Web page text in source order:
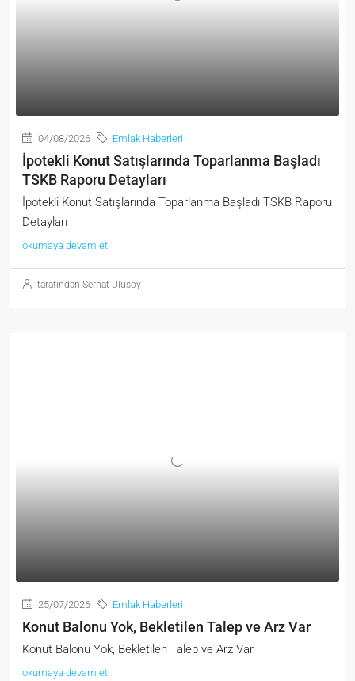
04/08/2026 Emlak Haberleri
İpotekli Konut Satışlarında Toparlanma Başladı
TSKB Raporu Detayları
İpotekli Konut Satışlarında Toparlanma Başladı TSKB Raporu
Detayları
okumaya devam et
tarafından Serhat Ulusoy
25/07/2026 Emlak Haberleri
Konut Balonu Yok, Bekletilen Talep ve Arz Var
Konut Balonu Yok, Bekletilen Talep ve Arz Var
okumaya devam et